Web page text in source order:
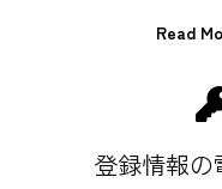
Read
登録情報